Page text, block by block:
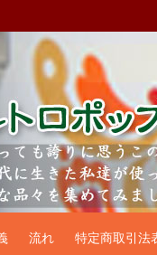
ポップ食
流れ 特定商取引法